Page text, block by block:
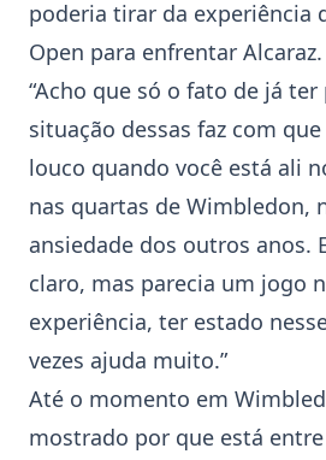
poderia tirar da experiência
Open para enfrentar
“Acho que só o fato de já
situação dessas faz com
louco quando você está ali
nas quartas de Wimbledon,
ansiedade dos outros anos.
claro, mas parecia um jogo
experiência, ter estado
vezes ajuda muito.”
Até o momento em
mostrado por que está